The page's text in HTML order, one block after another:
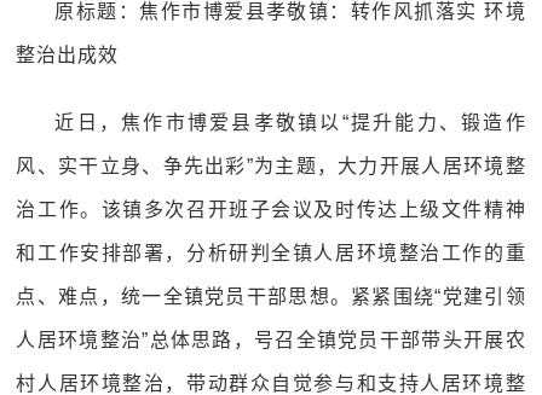
原标题：焦作市博爱县孝敬镇：转作风抓落实 环境
整治出成效
近日，焦作市博爱县孝敬镇以“提升能力、锻造作
风、实干立身、争先出彩”为主题，大力开展人居环境整
治工作。该镇多次召开班子会议及时传达上级文件精神
和工作安排部署，分析研判全镇人居环境整治工作的重
点、难点，统一全镇党员干部思想。紧紧围绕“党建引领
人居环境整治”总体思路，号召全镇党员干部带头开展农
村人居环境整治，带动群众自觉参与和支持人居环境整